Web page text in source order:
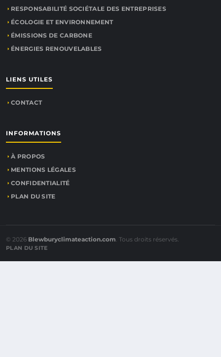
RESPONSABILITÉ SOCIÉTALE DES ENTREPRISES
ÉCOLOGIE ET ENVIRONNEMENT
ÉMISSIONS DE CARBONE
ÉNERGIES RENOUVELABLES
LIENS UTILES
CONTACT
INFORMATIONS
À PROPOS
MENTIONS LÉGALES
CONFIDENTIALITÉ
PLAN DU SITE
© 2026 Blewburyclimateaction.com. Tous droits réservés.
PLAN DU SITE